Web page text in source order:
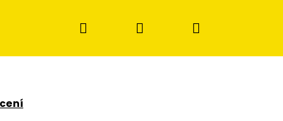
Disney Lorcana Stavebnice
Hledat PřihlášeníNákupní